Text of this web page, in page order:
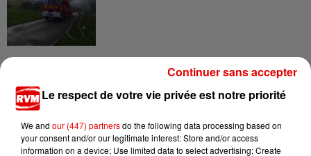
TITRES DIFFUSÉS
Le respect de votre vie privée est notre priorité
We and our (447) partnersdo the following data processing based on
your consent and/or our legitimate interest: Store and/or access
information on a device; Use limited data to select advertising; Create
Continuer sans accepter